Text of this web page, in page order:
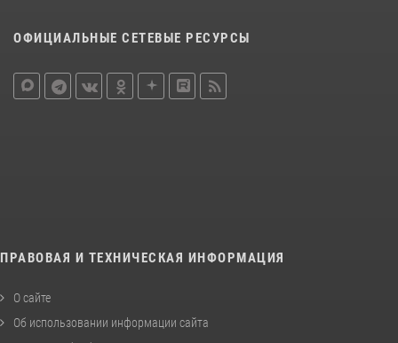
ОФИЦИАЛЬНЫЕ СЕТЕВЫЕ РЕСУРСЫ
ПРАВОВАЯ И ТЕХНИЧЕСКАЯ ИНФОРМАЦИЯ
О сайте
Об использовании информации сайта